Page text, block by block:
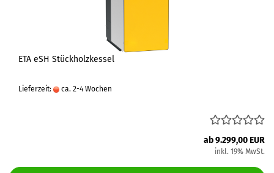
ETA eSH Stückholzkessel
Lieferzeit: ca. 2-4 Wochen
ab 9.299,00 EUR
inkl. 19% MwSt.